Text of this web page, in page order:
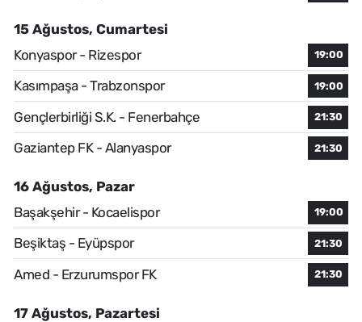
15 Ağustos, Cumartesi
Konyaspor - Rizespor
19:00
Kasımpaşa - Trabzonspor 19:00
Gençlerbirliği S.K. - Fenerbahçe 21:30
Gaziantep FK - Alanyaspor 21:30
16 Ağustos, Pazar
Başakşehir - Kocaelispor
19:00
Beşiktaş - Eyüpspor 21:30
Amed - Erzurumspor FK 21:30
17 Ağustos, Pazartesi